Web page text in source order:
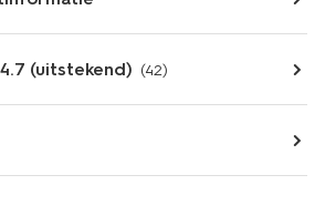
(uitstekend) (42)